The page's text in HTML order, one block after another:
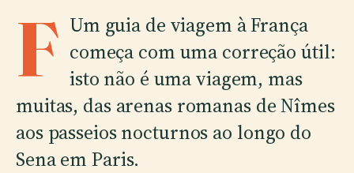
F Um guia de viagem à França
começa com uma correção útil:
isto não é uma viagem, mas
muitas, das arenas romanas de Nîmes
aos passeios nocturnos ao longo do
Sena em Paris.